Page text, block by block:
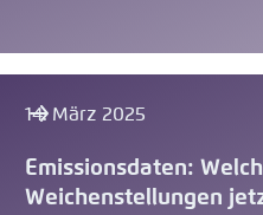
14. März 2025
Emissionsdaten:
Weichenstellungen